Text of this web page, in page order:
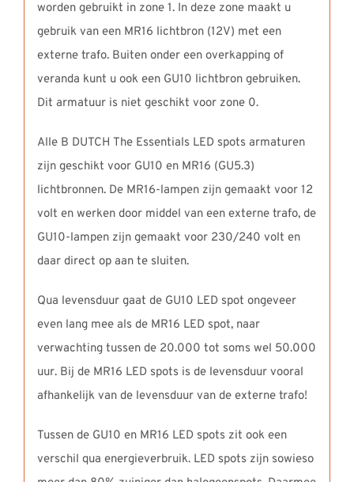
worden gebruikt in zone 1. In deze zone maakt u
gebruik van een MR16 lichtbron (12V) met een
externe trafo. Buiten onder een overkapping of
veranda kunt u ook een GU10 lichtbron gebruiken.
Dit armatuur is niet geschikt voor zone 0.
Alle B DUTCH The Essentials LED spots armaturen
zijn geschikt voor GU10 en MR16 (GU5.3)
lichtbronnen. De MR16-lampen zijn gemaakt voor 12
volt en werken door middel van een externe trafo, de
GU10-lampen zijn gemaakt voor 230/240 volt en
daar direct op aan te sluiten.
Qua levensduur gaat de GU10 LED spot ongeveer
even lang mee als de MR16 LED spot, naar
verwachting tussen de 20.000 tot soms wel 50.000
uur. Bij de MR16 LED spots is de levensduur vooral
afhankelijk van de levensduur van de externe trafo!
Tussen de GU10 en MR16 LED spots zit ook een
verschil qua energieverbruik. LED spots zijn sowieso